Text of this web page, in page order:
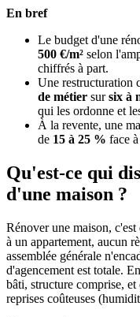
En bref
Le budget d'une
500 €/m² selon
chiffrés à part.
Une restructuration
de métier sursix à
qui les ordonne et
À la revente, une
de 15 à 25 % face
Qu'est-ce qui
d'une maison ?
Rénover une maison,
à un appartement, aucun
assemblée générale
d'agencement est totale.
bâti, structure comprise, et
reprises coûteuses